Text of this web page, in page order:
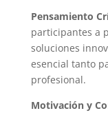
Pensamiento
participantes a
soluciones
esencial tanto
profesional.
Motivación y